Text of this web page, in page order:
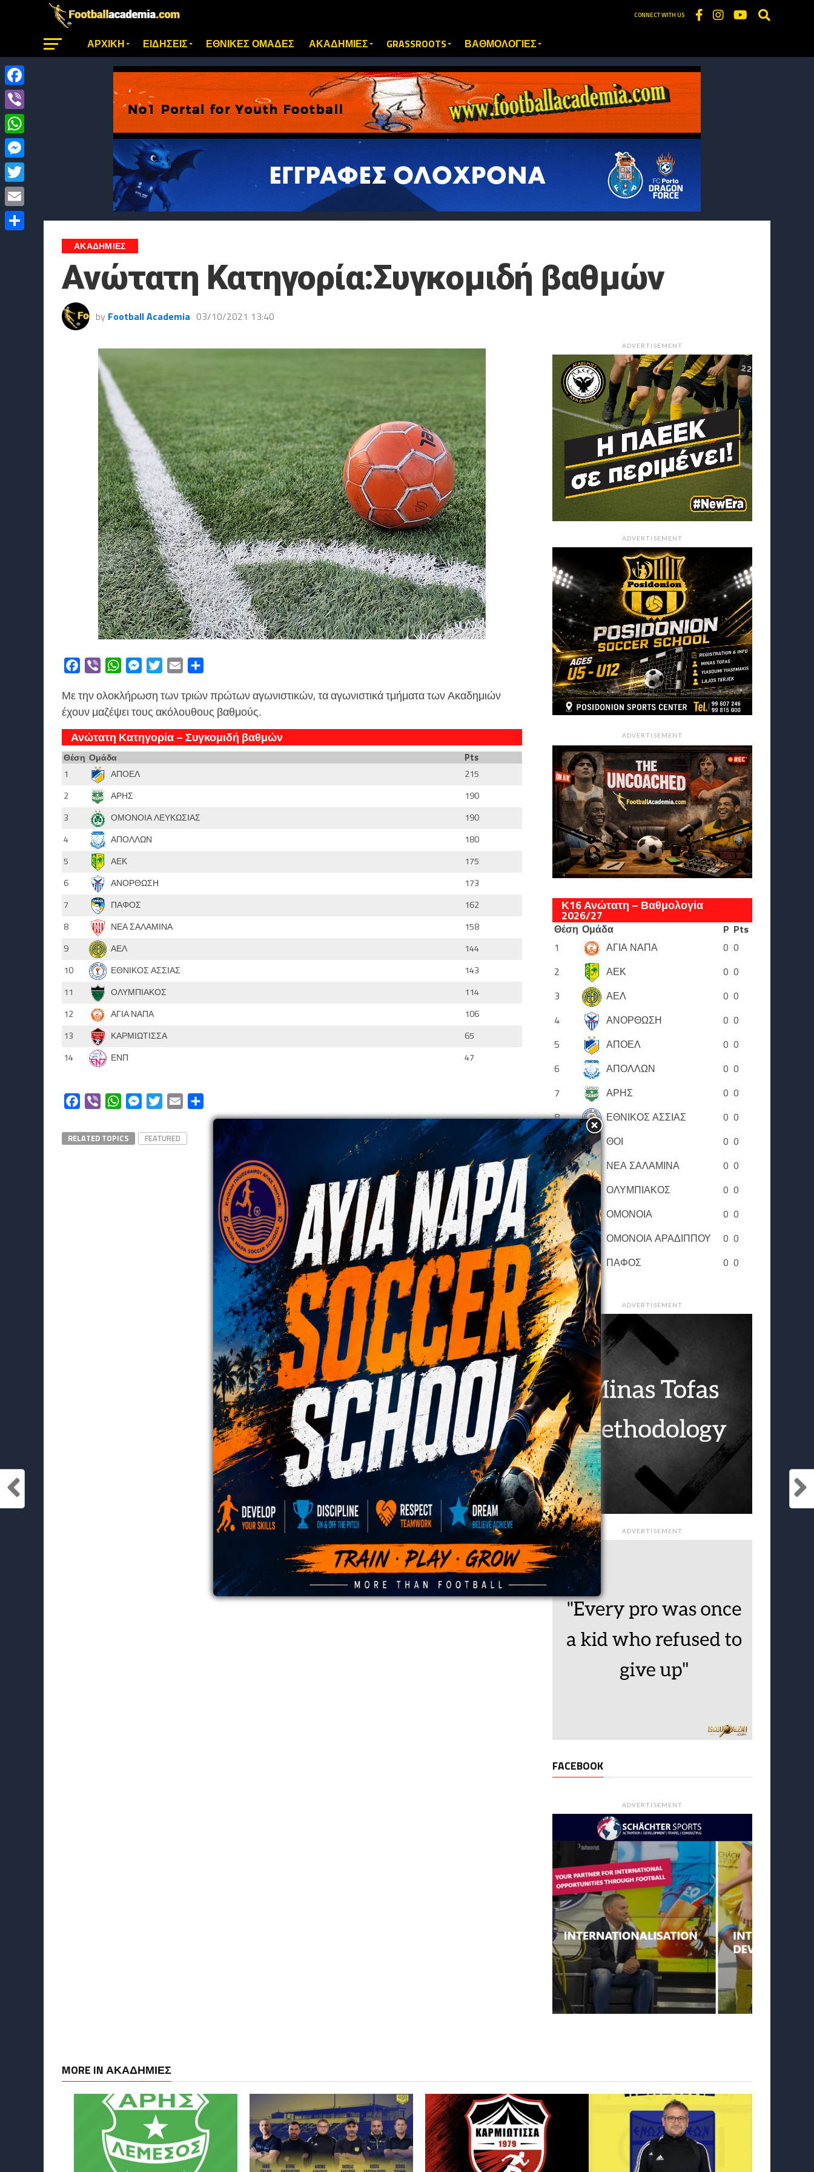
CONNECT WITH US
ΑΡΧΙΚΗ ΕΙΔΗΣΕΙΣ ΕΘΝΙΚΕΣ ΟΜΑΔΕΣ ΑΚΑΔΗΜΙΕΣ GRASSROOTS ΒΑΘΜΟΛΟΓΙΕΣ
ΑΚΑΔΗΜΙΕΣ
Ανώτατη Κατηγορία:Συγκομιδή βαθμών
by Football Academia 03/10/2021 13:40
Facebook
Viber WhatsAppMessengerTwitterEmail
Με την ολοκλήρωση των τριών πρώτων αγωνιστικών, τα αγωνιστικά τμήματα των Ακαδημιών
έχουν μαζέψει τους ακόλουθους βαθμούς.
Ανώτατη Κατηγορία – Συγκομιδή βαθμών
Θέση Ομάδα
Pts
1
ΑΠΟΕΛ
215
2
ΑΡΗΣ
190
3
ΟΜΟΝΟΙΑ ΛΕΥΚΩΣΙΑΣ
190
4
ΑΠΟΛΛΩΝ
180
5
ΑΕΚ
175
6
ΑΝΟΡΘΩΣΗ
173
7
ΠΑΦΟΣ
162
8
ΝΕΑ ΣΑΛΑΜΙΝΑ
158
9
ΑΕΛ
144
10
ΕΘΝΙΚΟΣ ΑΣΣΙΑΣ
143
11
ΟΛΥΜΠΙΑΚΟΣ
114
12
ΑΓΙΑ ΝΑΠΑ
106
13
ΚΑΡΜΙΩΤΙΣΣΑ
65
14
ΕΝΠ 47
Facebook
Viber WhatsAppMessengerTwitterEmail
RELATED TOPICS FEATURED
ADVERTISEMENT
ADVERTISEMENT
ADVERTISEMENT
Κ16 Ανώτατη – Βαθμολογία
2026/27
Θέση Ομάδα P Pts
1
ΑΓΙΑ ΝΑΠΑ 0 0
2
ΑΕΚ 0 0
3
ΑΕΛ 0 0
4
ΑΝΟΡΘΩΣΗ 0 0
5
ΑΠΟΕΛ 0 0
6
ΑΠΟΛΛΩΝ 0 0
7
ΑΡΗΣ 0 0
8
ΕΘΝΙΚΟΣ ΑΣΣΙΑΣ 0 0
9
ΘΟΙ 0 0
10
ΝΕΑ ΣΑΛΑΜΙΝΑ 0 0
11
ΟΛΥΜΠΙΑΚΟΣ 0 0
12
ΟΜΟΝΟΙΑ 0 0
13
ΟΜΟΝΟΙΑ ΑΡΑΔΙΠΠΟΥ 0 0
14
ΠΑΦΟΣ 0 0
ADVERTISEMENT
ADVERTISEMENT
FACEBOOK
ADVERTISEMENT
MORE IN ΑΚΑΔΗΜΙΕΣ
Facebook
Viber
WhatsApp
Messenger
Twitter
Email